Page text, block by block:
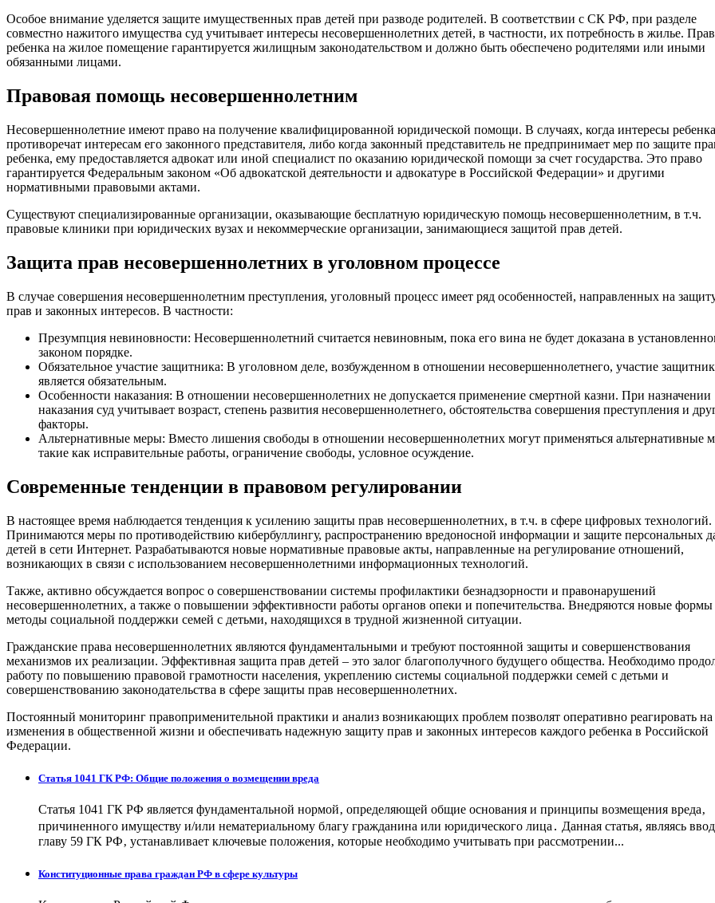
Особое внимание уделяется защите имущественных прав детей при разводе родителей. В соответствии с СК РФ, при разделе
совместно нажитого имущества суд учитывает интересы несовершеннолетних детей, в частности, их потребность в жилье.
ребенка на жилое помещение гарантируется жилищным законодательством и должно быть обеспечено родителями или иными
обязанными лицами.
Правовая помощь несовершеннолетним
Несовершеннолетние имеют право на получение квалифицированной юридической помощи. В случаях, когда интересы ребенка
противоречат интересам его законного представителя, либо когда законный представитель не предпринимает мер по защите
ребенка, ему предоставляется адвокат или иной специалист по оказанию юридической помощи за счет государства. Это право
гарантируется Федеральным законом «Об адвокатской деятельности и адвокатуре в Российской Федерации» и другими
нормативными правовыми актами.
Существуют специализированные организации, оказывающие бесплатную юридическую помощь несовершеннолетним, в т.ч.
правовые клиники при юридических вузах и некоммерческие организации, занимающиеся защитой прав детей.
Защита прав несовершеннолетних в уголовном процессе
В случае совершения несовершеннолетним преступления, уголовный процесс имеет ряд особенностей, направленных на
прав и законных интересов. В частности:
Презумпция невиновности: Несовершеннолетний считается невиновным, пока его вина не будет доказана в
законом порядке.
Обязательное участие защитника: В уголовном деле, возбужденном в отношении несовершеннолетнего, участие
является обязательным.
Особенности наказания: В отношении несовершеннолетних не допускается применение смертной казни. При назначении
наказания суд учитывает возраст, степень развития несовершеннолетнего, обстоятельства совершения преступления и
факторы.
Альтернативные меры: Вместо лишения свободы в отношении несовершеннолетних могут применяться альтернативные
такие как исправительные работы, ограничение свободы, условное осуждение.
Современные тенденции в правовом регулировании
В настоящее время наблюдается тенденция к усилению защиты прав несовершеннолетних, в т.ч. в сфере цифровых технологий.
Принимаются меры по противодействию кибербуллингу, распространению вредоносной информации и защите персональных
детей в сети Интернет. Разрабатываются новые нормативные правовые акты, направленные на регулирование отношений,
возникающих в связи с использованием несовершеннолетними информационных технологий.
Также, активно обсуждается вопрос о совершенствовании системы профилактики безнадзорности и правонарушений
несовершеннолетних, а также о повышении эффективности работы органов опеки и попечительства. Внедряются новые формы
методы социальной поддержки семей с детьми, находящихся в трудной жизненной ситуации.
Гражданские права несовершеннолетних являются фундаментальными и требуют постоянной защиты и совершенствования
механизмов их реализации. Эффективная защита прав детей – это залог благополучного будущего общества. Необходимо
работу по повышению правовой грамотности населения, укреплению системы социальной поддержки семей с детьми и
совершенствованию законодательства в сфере защиты прав несовершеннолетних.
Постоянный мониторинг правоприменительной практики и анализ возникающих проблем позволят оперативно реагировать на
изменения в общественной жизни и обеспечивать надежную защиту прав и законных интересов каждого ребенка в Российской
Федерации.
Статья 1041 ГК РФ: Общие положения о возмещении вреда
Статья 1041 ГК РФ является фундаментальной нормой‚ определяющей общие основания и принципы возмещения вреда‚
причиненного имуществу и/или нематериальному благу гражданина или юридического лица․ Данная статья‚ являясь
главу 59 ГК РФ‚ устанавливает ключевые положения‚ которые необходимо учитывать при рассмотрении...
Конституционные права граждан РФ в сфере культуры